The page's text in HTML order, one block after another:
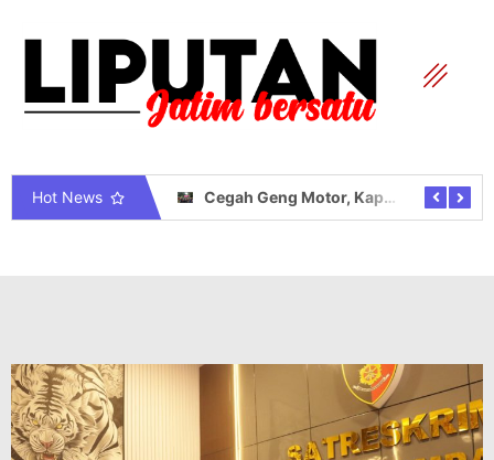
Hot News Cegah Geng Motor, Kapolres Tanjab Timur Ajak Komunitas Motor dan Pelajar Jaga Kamtibmas